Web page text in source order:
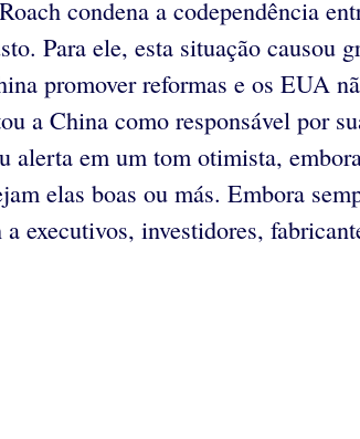
condena a codependência
Para ele, esta situação
promover reformas e os EUA
a China como responsável por
em um tom otimista,
elas boas ou más. Embora
executivos, investidores,